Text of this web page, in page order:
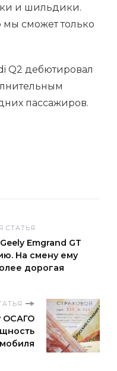
и шильдики.
мы сможет только
Q2 дебютировал
пассажиров.
СТАТЬЯ
Emgrand GT
На смену ему
дорогая
ОСАГО